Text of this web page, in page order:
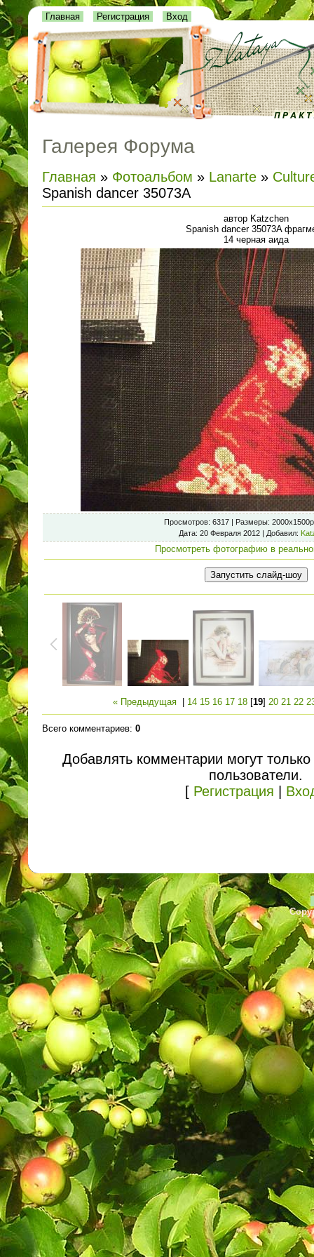
Главная Регистрация Вход
Галерея Форума
Главная » Фотоальбом » Lanarte »
Spanish dancer 35073A
автор Katzchen
Spanish dancer 35073A
14 черная аида
Просмотров: 6317 | Размеры:
Дата: 20 Февраля 2012 | Добавил:
Просмотреть фотографию в
« Предыдущая 14 15 16 17 18 [19] 20 21 22
Всего комментариев: 0
Добавлять комментарии могут
пользователи.
[ Регистрация